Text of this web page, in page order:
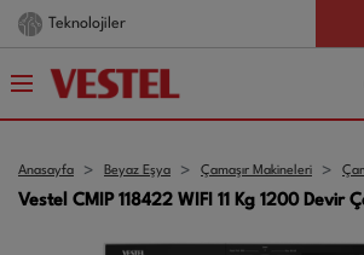
Teknolojiler
Anasayfa Beyaz Eşya Çamaşır Makineleri
Vestel CMIP 118422 WIFI 11 Kg 1200 Devir